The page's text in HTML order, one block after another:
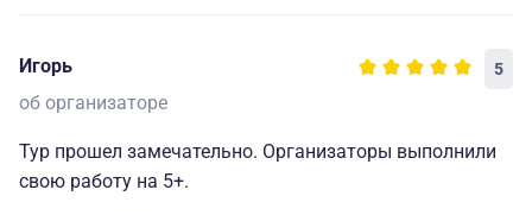
Игорь 5
об организаторе
Тур прошел замечательно. Организаторы выполнили
свою работу на 5+.